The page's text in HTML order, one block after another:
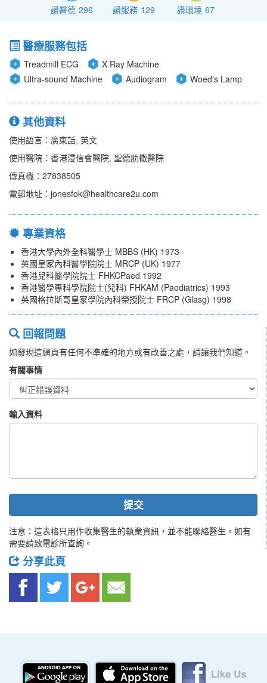
讚醫德 296 讚服務 129 讚環境 67
醫療服務包括
Treadmill ECG
X Ray Machine
Ultra-sound Machine
Audiogram Woed's Lamp
其他資料
使用語言：廣東話, 英文
使用醫院：香港浸信會醫院, 聖德肋撒醫院
傳真機：27838505
電郵地址：jonesfok@healthcare2u.com
專業資格
香港大學內外全科醫學士 MBBS (HK) 1973
英國皇家內科醫學院院士 MRCP (UK) 1977
香港兒科醫學院院士 FHKCPaed 1992
香港醫學專科學院院士(兒科) FHKAM (Paediatrics) 1993
英國格拉斯哥皇家學院內科榮授院士 FRCP (Glasg) 1998
回報問題
如發現這網頁有任何不準確的地方或有改善之處，請讓我們知道。
有關事情
輸入資料
提交
注意：這表格只用作收集醫生的執業資訊，並不能聯絡醫生。如有
需要請致電診所查詢。
分享此頁